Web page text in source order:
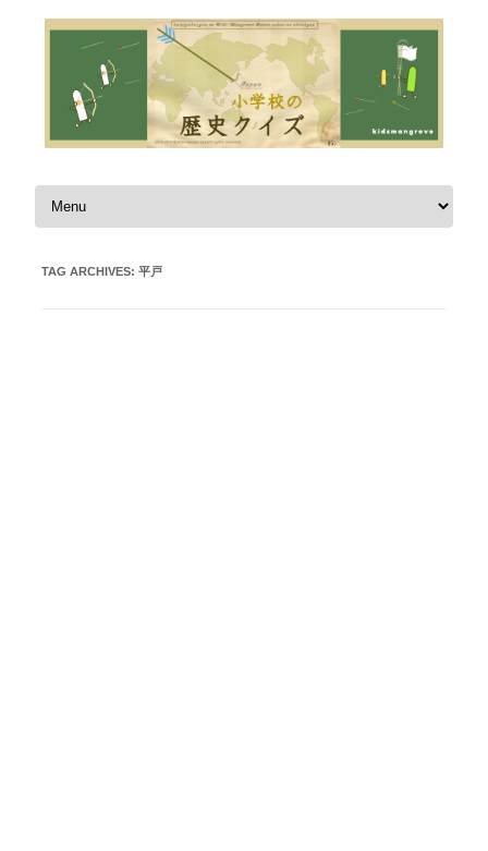
Skip to content
TAG ARCHIVES: 平戸